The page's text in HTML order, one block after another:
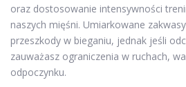
oraz dostosowanie intensywności
naszych mięśni. Umiarkowane
przeszkody w bieganiu, jednak jeśli
zauważasz ograniczenia w ruchach,
odpoczynku.